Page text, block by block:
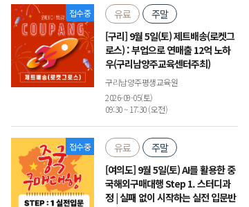
접수중 유료
주말
[구리] 9월 5일(토) 제트배송(로켓그
로스) : 부업으로 연매출 12억 노하
우(구리남양주교육센터주최)
구리남양주평생교육원
2026-09-05(토)
09:30 ~ 17:30 (오전)
접수중 유료
주말
[여의도] 9월 5일(토) AI를 활용한 중
국해외구매대행 Step 1. 스터디과
정 | 실패 없이 시작하는 실전 입문반